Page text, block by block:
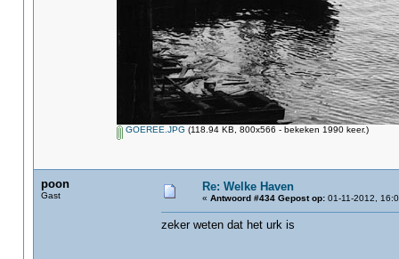
GOEREE.JPG (118.94 KB, 800x566 - bekeken 1990 keer.)
poon
Gast
Re: Welke Haven
« Antwoord #434 Gepost op: 01-11-2012,
zeker weten dat het urk is